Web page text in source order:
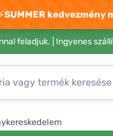
SUMMER kedvezmény
feladjuk. | Ingyenes